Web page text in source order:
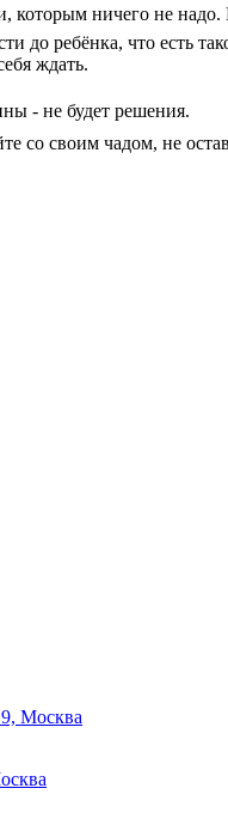
которым ничего не
до ребёнка, что есть
ждать.
- не будет решения.
со своим чадом, не
Москва